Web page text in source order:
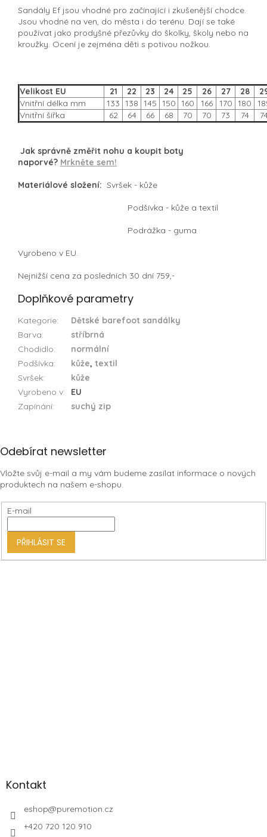
Sandály Ef jsou vhodné pro začínající i zkušenější chodce.
Jsou vhodné na ven, do města i do terénu. Dají se také
používat jako prodyšné přezůvky do školky, školy nebo na
kroužky. Ocení je zejména děti s potivou nožkou.
Velikost EU 21 22 23 24 25 26 27 28
Vnitřní délka mm
133 138 145 150 160 166 170 180
Vnitřní šířka
62 64 66 68 70 70 73 74
Jak správně změřit nohu a koupit boty
naporvé? Mrkněte sem!
Materiálové složení: Svršek - kůže
Podšívka - kůže a textil
Podrážka - guma
Vyrobeno v EU.
Nejnižší cena za posledních 30 dní 759,-
Doplňkové parametry
Kategorie:
Dětské barefoot sandálky
Barva:
stříbrná
Chodidlo:
normální
Podšívka: kůže, textil
Svršek:
kůže
Vyrobeno v:
EU
Zapínání: suchý zip
Z
p
a
t
Odebírat newsletter
Vložte svůj e-mail a my vám budeme zasílat informace o nových
produktech na našem e-shopu.
E-mail
PŘIHLÁSIT SE
Kontakt
eshop@puremotion.cz
+420 720 120 910